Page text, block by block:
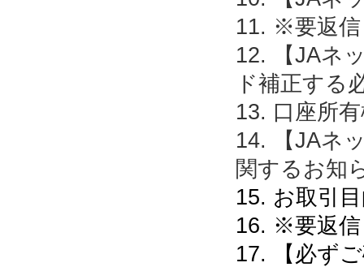
11. ※要返
12. 【JAネ
ド補正する
13. 口座所
14. 【JAネ
関するお知
15. お取引
16. ※要返信
17. 【必ず